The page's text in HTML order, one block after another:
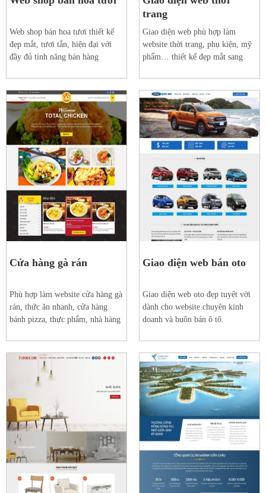
Web shop bán hoa tươi thiết kế
đẹp mắt, tươi tắn, hiện đại với
đầy đủ tính năng bán hàng
trang
Giao diện web phù hợp làm
website thời trang, phụ kiện, mỹ
phẩm… thiết kế đẹp mắt sang
Chi tiết
Cửa hàng gà rán
Phù hợp làm website cửa hàng gà
rán, thức ăn nhanh, cửa hàng
bánh pizza, thực phẩm, nhà hàng
Chi tiết
Giao diện web bán oto
Giao diện web oto đẹp tuyệt vời
dành cho website chuyên kinh
doanh và buôn bán ô tô.
Chi tiết